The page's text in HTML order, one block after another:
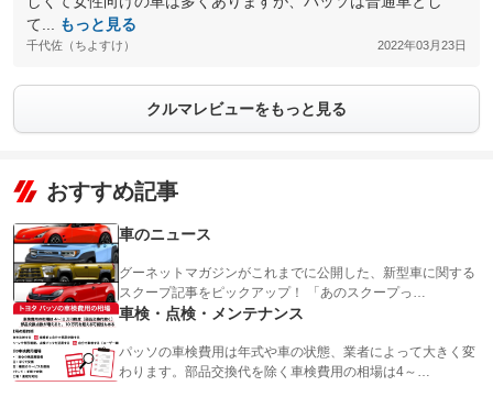
て...
もっと見る
千代佐（ちよすけ） 2022年03月23日
クルマレビューをもっと見る
おすすめ記事
車のニュース
グーネットマガジンがこれまでに公開した、新型車に関する
スクープ記事をピックアップ！ 「あのスクープっ…
車検・点検・メンテナンス
パッソの車検費用は年式や車の状態、業者によって大きく変
わります。部品交換代を除く車検費用の相場は4～…